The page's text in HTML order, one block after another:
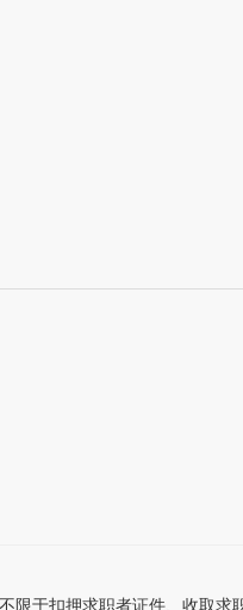
限于扣押求职者证件、收取